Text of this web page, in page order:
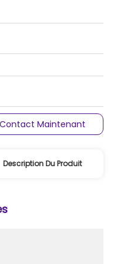
Western Union,
Contact Maintenant
Description Du Produit